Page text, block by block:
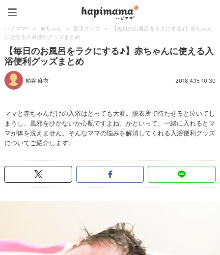
ハピママ* > 赤ちゃん > 育児グッズ >
【毎日のお風呂をラクにする♪】赤ちゃん
に使える入浴便利グッズまとめ
【毎日のお風呂をラクにする♪】赤ちゃんに使える入
浴便利グッズまとめ
粕谷 麻衣 2018.4.15 10:30
ママと赤ちゃんだけの入浴はとっても大変。脱衣所で待たせると泣いてし
まうし、風邪をひかないか心配ですよね。かといって、一緒に入れるとマ
マが体を洗えません。そんなママの悩みを解消してくれる入浴便利グッズ
についてご紹介します。